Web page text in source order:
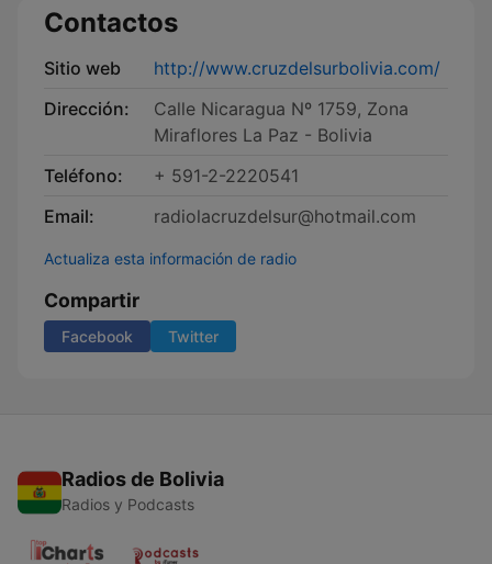
Contactos
Sitio web
http://www.cruzdelsurbolivia.com/
Dirección:
Calle Nicaragua Nº 1759, Zona
Miraflores La Paz - Bolivia
Teléfono:
+ 591-2-2220541
Email:
radiolacruzdelsur@hotmail.com
Actualiza esta información de radio
Compartir
Facebook Twitter
Radios de Bolivia
Radios y Podcasts